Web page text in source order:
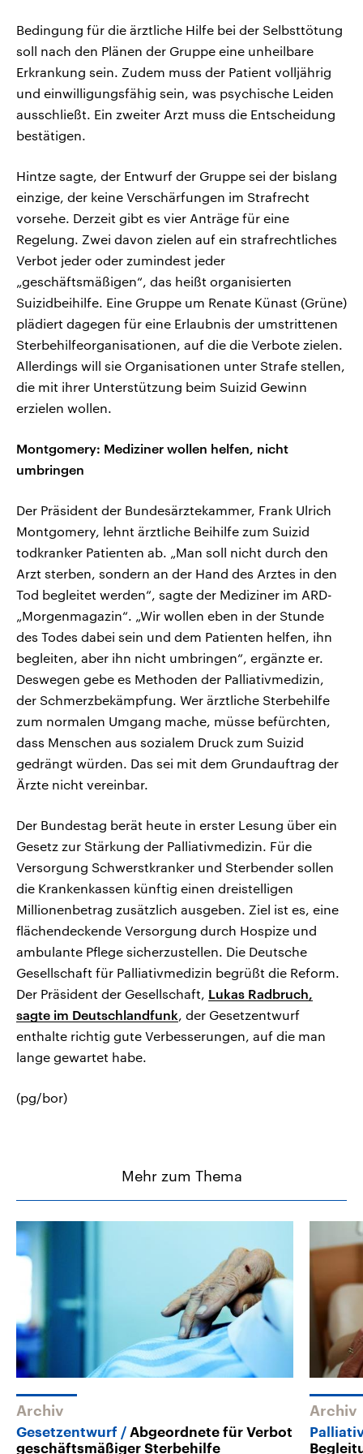
Bedingung für die ärztliche Hilfe bei der Selbsttötung
soll nach den Plänen der Gruppe eine unheilbare
Erkrankung sein. Zudem muss der Patient volljährig
und einwilligungsfähig sein, was psychische Leiden
ausschließt. Ein zweiter Arzt muss die Entscheidung
bestätigen.
Hintze sagte, der Entwurf der Gruppe sei der bislang
einzige, der keine Verschärfungen im Strafrecht
vorsehe. Derzeit gibt es vier Anträge für eine
Regelung. Zwei davon zielen auf ein strafrechtliches
Verbot jeder oder zumindest jeder
„geschäftsmäßigen“, das heißt organisierten
Suizidbeihilfe. Eine Gruppe um Renate Künast (Grüne)
plädiert dagegen für eine Erlaubnis der umstrittenen
Sterbehilfeorganisationen, auf die die Verbote zielen.
Allerdings will sie Organisationen unter Strafe stellen,
die mit ihrer Unterstützung beim Suizid Gewinn
erzielen wollen.
Montgomery: Mediziner wollen helfen, nicht
umbringen
Der Präsident der Bundesärztekammer, Frank Ulrich
Montgomery, lehnt ärztliche Beihilfe zum Suizid
todkranker Patienten ab. „Man soll nicht durch den
Arzt sterben, sondern an der Hand des Arztes in den
Tod begleitet werden“, sagte der Mediziner im ARD-
„Morgenmagazin“. „Wir wollen eben in der Stunde
des Todes dabei sein und dem Patienten helfen, ihn
begleiten, aber ihn nicht umbringen“, ergänzte er.
Deswegen gebe es Methoden der Palliativmedizin,
der Schmerzbekämpfung. Wer ärztliche Sterbehilfe
zum normalen Umgang mache, müsse befürchten,
dass Menschen aus sozialem Druck zum Suizid
gedrängt würden. Das sei mit dem Grundauftrag der
Ärzte nicht vereinbar.
Der Bundestag berät heute in erster Lesung über ein
Gesetz zur Stärkung der Palliativmedizin. Für die
Versorgung Schwerstkranker und Sterbender sollen
die Krankenkassen künftig einen dreistelligen
Millionenbetrag zusätzlich ausgeben. Ziel ist es, eine
flächendeckende Versorgung durch Hospize und
ambulante Pflege sicherzustellen. Die Deutsche
Gesellschaft für Palliativmedizin begrüßt die Reform.
Der Präsident der Gesellschaft, Lukas Radbruch,
sagte im Deutschlandfunk, der Gesetzentwurf
enthalte richtig gute Verbesserungen, auf die man
lange gewartet habe.
(pg/bor)
Mehr zum Thema
Archiv
Gesetzentwurf
Abgeordnete für Verbot
geschäftsmäßiger Sterbehilfe
Archiv